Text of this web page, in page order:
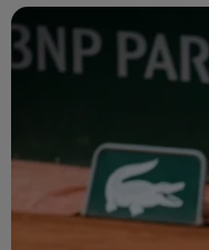
Radio Orient sport